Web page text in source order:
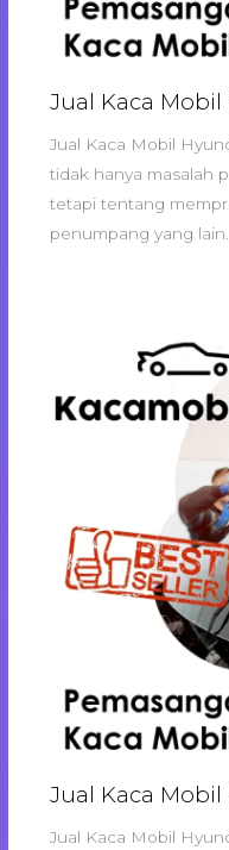
Jual Kaca
Jual Kaca Mobil
tidak hanya masalah
tetapi tentang
penumpang yang lain.
Jual Kaca
Jual Kaca Mobil